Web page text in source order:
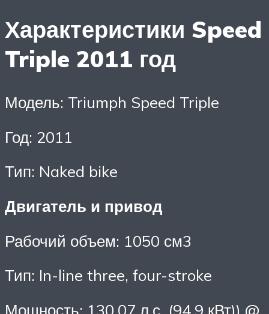
Характеристики Speed
Triple 2011 год
Модель: Triumph Speed Triple
Год: 2011
Тип: Naked bike
Двигатель и привод
Рабочий объем: 1050 см3
Тип: In-line three, four-stroke
Мощность: 130.07 л.с. (94.9 кВт)) @